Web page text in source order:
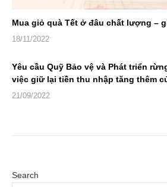
Mua giỏ quà Tết ở đâu chất lượng –
18/11/2022
Yêu cầu Quỹ Bảo vệ và Phát triển
việc giữ lại tiền thu nhập tăng thêm
21/09/2022
Search